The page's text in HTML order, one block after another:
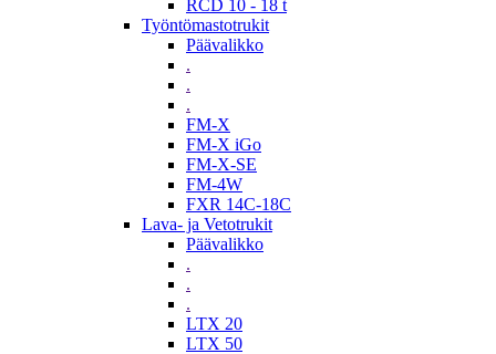
RCD 10 - 18 t
Työntömastotrukit
Päävalikko
.
.
.
FM-X
FM-X iGo
FM-X-SE
FM-4W
FXR 14C-18C
Lava- ja Vetotrukit
Päävalikko
.
.
.
LTX 20
LTX 50